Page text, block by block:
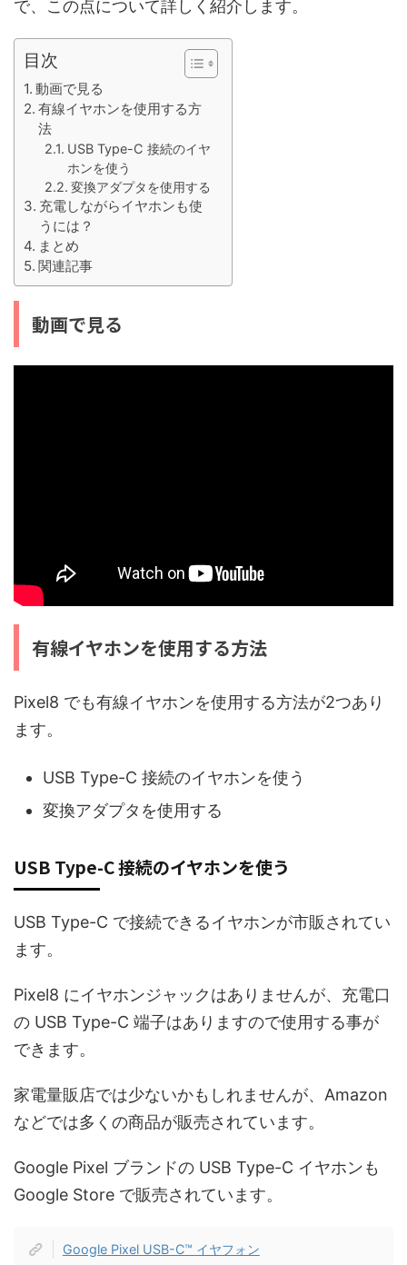
で、この点について詳しく紹介します。
目次
動画で見る
有線イヤホンを使用する方
法
USB Type-C 接続のイヤ
ホンを使う
変換アダプタを使用する
充電しながらイヤホンも使
うには？
まとめ
関連記事
動画で見る
有線イヤホンを使用する方法
Pixel8 でも有線イヤホンを使用する方法が2つあり
ます。
USB Type-C 接続のイヤホンを使う
変換アダプタを使用する
USB Type-C 接続のイヤホンを使う
USB Type-C で接続できるイヤホンが市販されてい
ます。
Pixel8 にイヤホンジャックはありませんが、充電口
の USB Type-C 端子はありますので使用する事が
できます。
家電量販店では少ないかもしれませんが、Amazon
などでは多くの商品が販売されています。
Google Pixel ブランドの USB Type-C イヤホンも
Google Store で販売されています。
Google Pixel USB-C™ イヤフォン